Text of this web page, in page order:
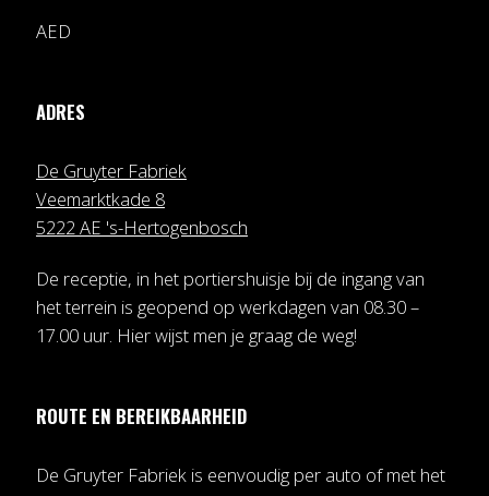
AED
ADRES
De Gruyter Fabriek
Veemarktkade 8
5222 AE 's-Hertogenbosch
De receptie, in het portiershuisje bij de ingang van
het terrein is geopend op werkdagen van 08.30 –
17.00 uur. Hier wijst men je graag de weg!
ROUTE EN BEREIKBAARHEID
De Gruyter Fabriek is eenvoudig per auto of met het